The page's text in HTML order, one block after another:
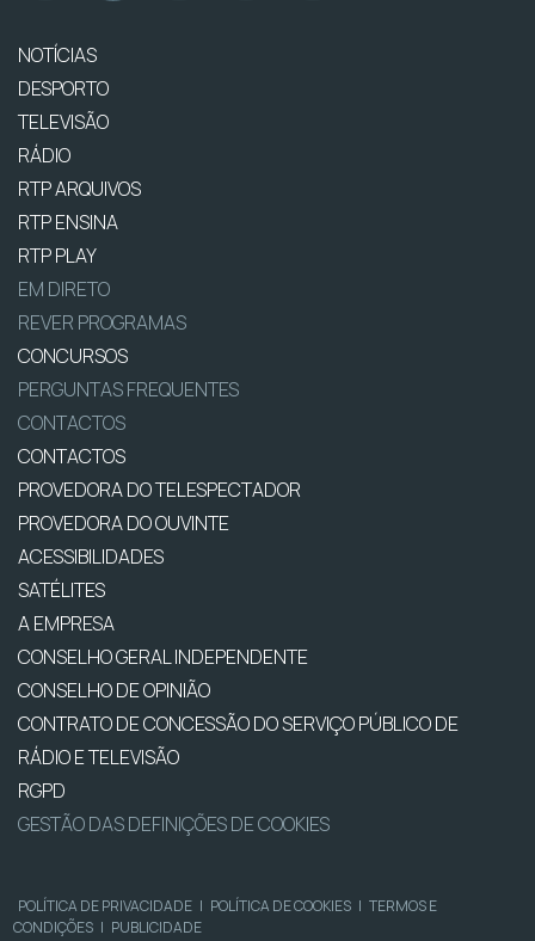
NOTÍCIAS
DESPORTO
TELEVISÃO
RÁDIO
RTP ARQUIVOS
RTP ENSINA
RTP PLAY
EM DIRETO
REVER PROGRAMAS
CONCURSOS
PERGUNTAS FREQUENTES
CONTACTOS
CONTACTOS
PROVEDORA DO TELESPECTADOR
PROVEDORA DO OUVINTE
ACESSIBILIDADES
SATÉLITES
A EMPRESA
CONSELHO GERAL INDEPENDENTE
CONSELHO DE OPINIÃO
CONTRATO DE CONCESSÃO DO SERVIÇO PÚBLICO DE
RÁDIO E TELEVISÃO
RGPD
GESTÃO DAS DEFINIÇÕES DE COOKIES
POLÍTICA DE PRIVACIDADE | POLÍTICA DE COOKIES | TERMOS E
CONDIÇÕES | PUBLICIDADE